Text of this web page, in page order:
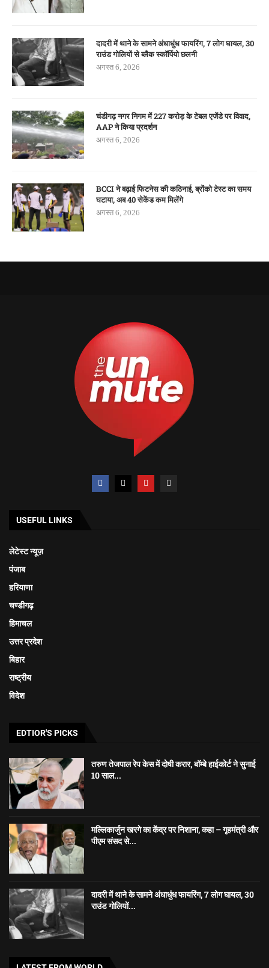
दादरी में थाने के सामने अंधाधुंध फायरिंग, 7 लोग घायल, 30
राउंड गोलियों से ब्लैक स्कॉर्पियो छलनी
अगस्त 6, 2026
चंडीगढ़ नगर निगम में 227 करोड़ के टेबल एजेंडे पर विवाद,
AAP ने किया प्रदर्शन
अगस्त 6, 2026
BCCI ने बढ़ाई फिटनेस की कठिनाई, ब्रोंको टेस्ट का समय
घटाया, अब 40 सेकेंड कम मिलेंगे
अगस्त 6, 2026
USEFUL LINKS
लेटेस्ट न्यूज़
पंजाब
हरियाणा
चण्डीगढ़
हिमाचल
उत्तर प्रदेश
बिहार
राष्ट्रीय
विदेश
EDTIOR'S PICKS
तरुण तेजपाल रेप केस में दोषी करार, बॉम्बे हाईकोर्ट ने सुनाई
10 साल...
मल्लिकार्जुन खरगे का केंद्र पर निशाना, कहा – गृहमंत्री और
पीएम संसद से...
दादरी में थाने के सामने अंधाधुंध फायरिंग, 7 लोग घायल, 30
राउंड गोलियों...